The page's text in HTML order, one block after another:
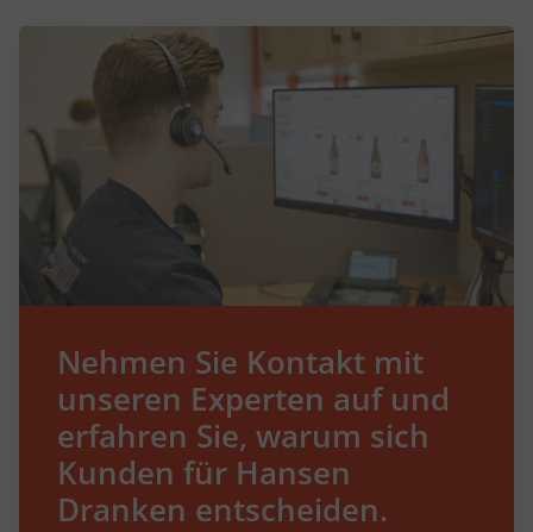
Nehmen Sie Kontakt mit
unseren Experten auf und
erfahren Sie, warum sich
Kunden für Hansen
Dranken entscheiden.